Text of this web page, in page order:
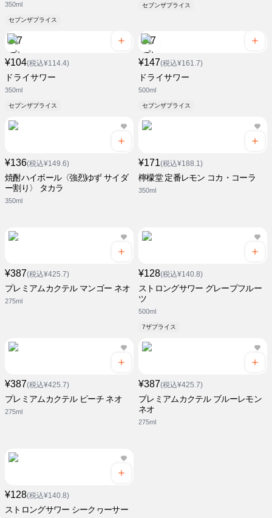
350ml
セブンザプライス
セブンザプライス
¥104(税込¥114.4)
ドライサワー
350ml
セブンザプライス
¥147(税込¥161.7)
ドライサワー
500ml
セブンザプライス
¥136(税込¥149.6)
焼酎ハイボール〈強烈ゆず サイダ
ー割り〉 タカラ
350ml
¥171(税込¥188.1)
檸檬堂 定番レモン コカ・コーラ
350ml
¥387(税込¥425.7)
プレミアムカクテル マンゴー ネオ
275ml
¥128(税込¥140.8)
ストロングサワー グレープフルー
ツ
500ml
7ザプライス
¥387(税込¥425.7)
プレミアムカクテル ピーチ ネオ
275ml
¥387(税込¥425.7)
プレミアムカクテル ブルーレモン
ネオ
275ml
¥128(税込¥140.8)
ストロングサワー シークヮーサー